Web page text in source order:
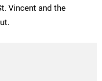
Vincent and the